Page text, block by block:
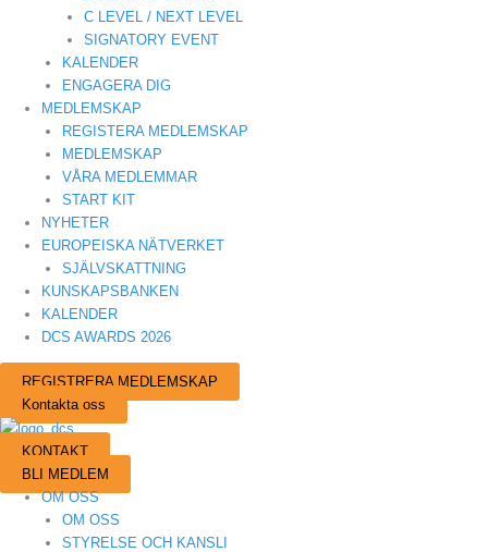
C LEVEL / NEXT LEVEL
SIGNATORY EVENT
KALENDER
ENGAGERA DIG
MEDLEMSKAP
REGISTERA MEDLEMSKAP
MEDLEMSKAP
VÅRA MEDLEMMAR
START KIT
NYHETER
EUROPEISKA NÄTVERKET
SJÄLVSKATTNING
KUNSKAPSBANKEN
KALENDER
DCS AWARDS 2026
REGISTRERA MEDLEMSKAP
Kontakta oss
KONTAKT
BLI MEDLEM
OM OSS
OM OSS
STYRELSE OCH KANSLI